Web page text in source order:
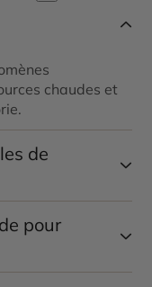
chaudes et
de
Waimangu
les villages
sites à découvrir.
pour